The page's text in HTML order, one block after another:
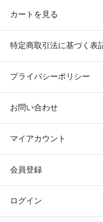
カートを見る
特定商取引法に基づく表
プライバシーポリシー
お問い合わせ
マイアカウント
会員登録
ログイン